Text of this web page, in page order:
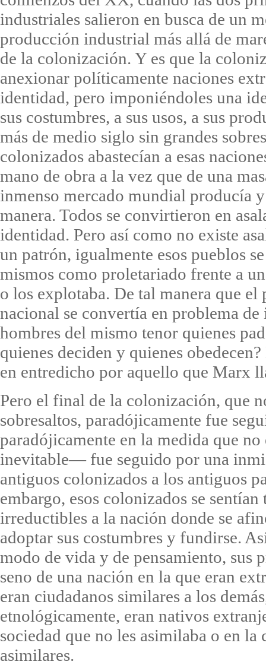
industriales salieron en busca de un
producción industrial más allá de
de la colonización. Y es que la
anexionar políticamente naciones
identidad, pero imponiéndoles una
sus costumbres, a sus usos, a sus
más de medio siglo sin grandes
colonizados abastecían a esas
mano de obra a la vez que de una
inmenso mercado mundial producía
manera. Todos se convirtieron en
identidad. Pero así como no existe
un patrón, igualmente esos pueblos
mismos como proletariado frente a
o los explotaba. De tal manera que
nacional se convertía en problema
hombres del mismo tenor quienes
quienes deciden y quienes
en entredicho por aquello que Marx
Pero el final de la colonización, que
sobresaltos, paradójicamente fue
paradójicamente en la medida que
inevitable— fue seguido por una
antiguos colonizados a los antiguos
embargo, esos colonizados se
irreductibles a la nación donde se
adoptar sus costumbres y fundirse.
modo de vida y de pensamiento, sus
seno de una nación en la que eran
eran ciudadanos similares a los
etnológicamente, eran nativos
sociedad que no les asimilaba o en
asimilares.